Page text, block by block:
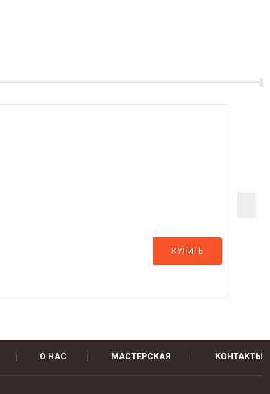
КУПИТЬ
О НАС МАСТЕРСКАЯ КОНТАКТЫ